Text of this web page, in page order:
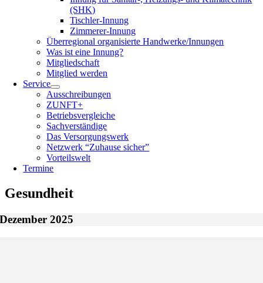
(SHK)
Tischler-Innung
Zimmerer-Innung
Überregional organisierte Handwerke/Innungen
Was ist eine Innung?
Mitgliedschaft
Mitglied werden
Service
Ausschreibungen
ZUNFT+
Betriebsvergleiche
Sachverständige
Das Versorgungswerk
Netzwerk “Zuhause sicher”
Vorteilswelt
Termine
Gesundheit
Dezember 2025